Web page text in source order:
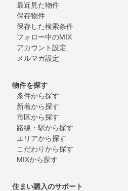
最近見た物件
保存物件
保存した検索条件
フォロー中のMIX
アカウント設定
メルマガ設定
物件を探す
条件から探す
新着から探す
市区から探す
路線・駅から探す
エリアから探す
こだわりから探す
MIXから探す
住まい購入のサポート